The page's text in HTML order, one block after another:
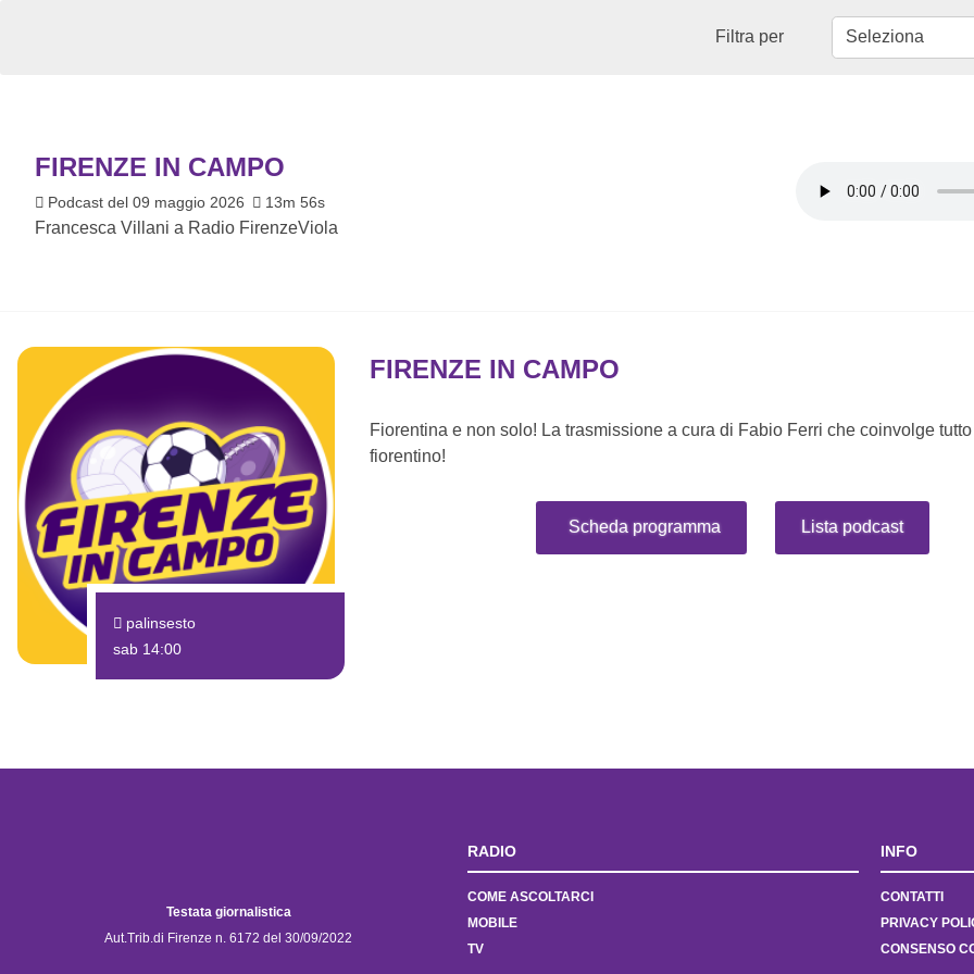
Filtra per
FIRENZE IN CAMPO
Podcast del 09 maggio 2026 13m 56s
Francesca Villani a Radio FirenzeViola
palinsesto
sab 14:00
FIRENZE IN CAMPO
Fiorentina e non solo! La trasmissione a cura di Fabio Ferri che coinvolge
fiorentino!
Scheda programma Lista podcast
Testata giornalistica
Aut.Trib.di Firenze n. 6172 del 30/09/2022
RADIO
COME ASCOLTARCI
MOBILE
TV
INFO
CONTATTI
PRIVACY
CONSENSO